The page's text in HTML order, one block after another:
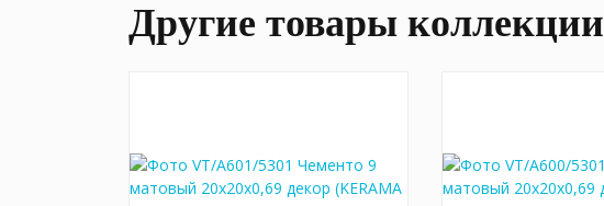
Другие товары коллекции